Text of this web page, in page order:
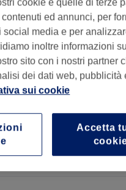
1107 recensioni
Mostra sulla mappa
ed annunci, per
social media e per
inoltre informazioni
sito con i nostri partner
dei dati web, pubblicità
sui cookie
Accetta